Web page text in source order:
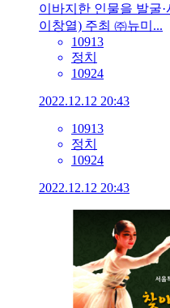
이바지한 인물을 발굴
이창열) 주최 ㈜뉴미...
10913
정치
10924
2022.12.12 20:43
10913
정치
10924
2022.12.12 20:43